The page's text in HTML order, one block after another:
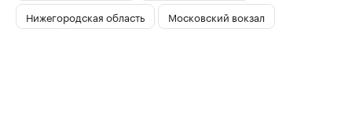
Нижегородская область
Московский вокзал